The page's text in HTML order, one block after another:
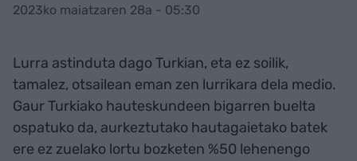
2023ko maiatzaren 28a - 05:30
Lurra astinduta dago Turkian, eta ez soilik,
tamalez, otsailean eman zen lurrikara dela medio.
Gaur Turkiako hauteskundeen bigarren buelta
ospatuko da, aurkeztutako hautagaietako batek
ere ez zuelako lortu bozketen %50 lehenengo